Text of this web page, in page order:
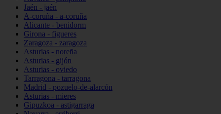
Jaén - jaén
A-coruña - a-coruña
Alicante - benidorm
Girona - figueres
Zaragoza - zaragoza
Asturias - noreña
Asturias - gijón
Asturias - oviedo
Tarragona - tarragona
Madrid - pozuelo-de-alarcón
Asturias - mieres
Gipuzkoa - astigarraga